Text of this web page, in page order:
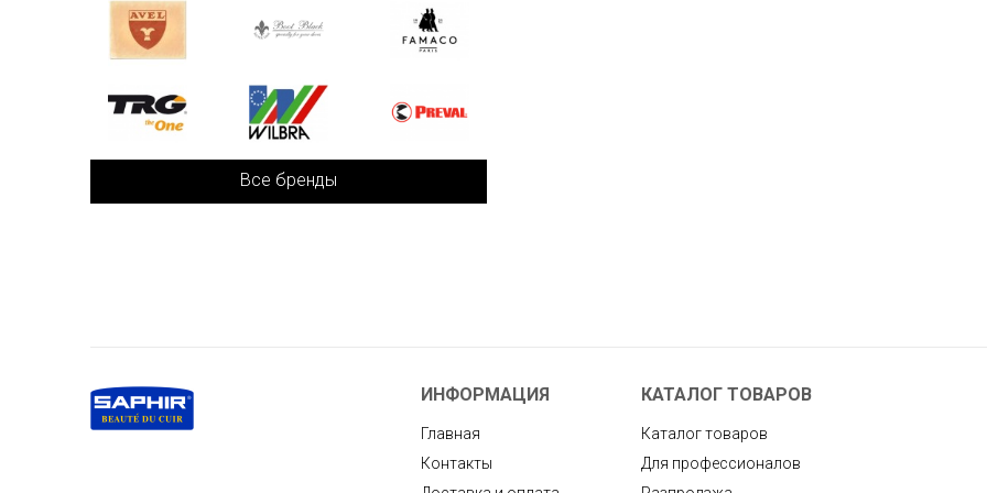
Все бренды
ИНФОРМАЦИЯ
Главная
Контакты
КАТАЛОГ ТОВАРОВ
Каталог товаров
Для профессионалов